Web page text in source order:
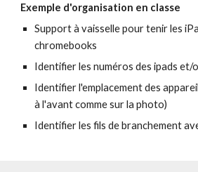
Exemple d'organisation en classe
Support à vaisselle pour tenir les
chromebooks
Identifier les numéros des ipads et/
Identifier l'emplacement des
à l'avant comme sur la photo)
Identifier les fils de branchement